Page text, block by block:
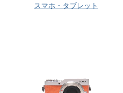
スマホ・タブレット